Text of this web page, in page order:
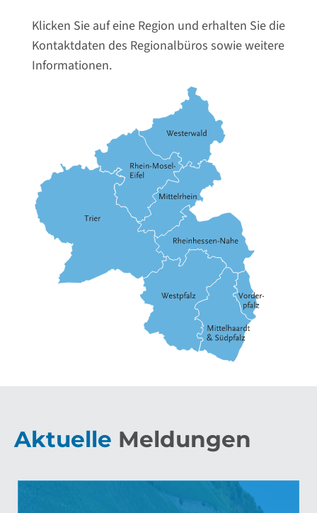
Klicken Sie auf eine Region und erhalten Sie die
Kontaktdaten des Regionalbüros sowie weitere
Informationen.
Aktuelle Meldungen